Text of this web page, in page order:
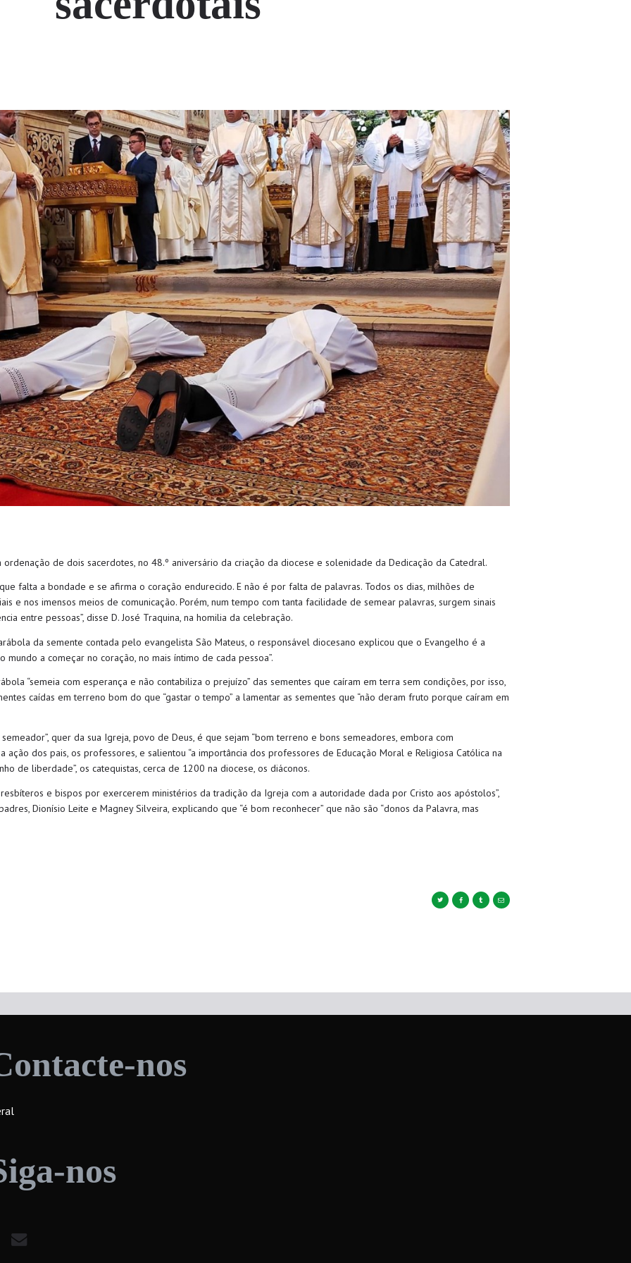
de dois sacerdotes, no 48.º aniversário da criação da diocese e solenidade da Dedicação da Catedral.
falta a bondade e se afirma o coração endurecido. E não é por falta de palavras. Todos os dias, milhões de
e nos imensos meios de comunicação. Porém, num tempo com tanta facilidade de semear palavras, surgem sinais
entre pessoas”, disse D. José Traquina, na homilia da celebração.
da semente contada pelo evangelista São Mateus, o responsável diocesano explicou que o Evangelho é a
mundo a começar no coração, no mais íntimo de cada pessoa”.
“semeia com esperança e não contabiliza o prejuízo” das sementes que caíram em terra sem condições, por isso,
caídas em terreno bom do que “gastar o tempo” a lamentar as sementes que “não deram fruto porque caíram em
quer da sua Igreja, povo de Deus, é que sejam “bom terreno e bons semeadores, embora com
ação dos pais, os professores, e salientou “a importância dos professores de Educação Moral e Religiosa Católica na
de liberdade”, os catequistas, cerca de 1200 na diocese, os diáconos.
e bispos por exercerem ministérios da tradição da Igreja com a autoridade dada por Cristo aos apóstolos”,
Dionísio Leite e Magney Silveira, explicando que “é bom reconhecer” que não são “donos da Palavra, mas
nos
nos